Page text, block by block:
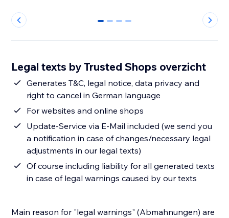
0 1 2 3
Legal texts by Trusted Shops overzicht
Generates T&C, legal notice, data privacy and
right to cancel in German language
For websites and online shops
Update-Service via E-Mail included (we send you
a notification in case of changes/necessary legal
adjustments in our legal texts)
Of course including liability for all generated texts
in case of legal warnings caused by our texts
Main reason for "legal warnings" (Abmahnungen) are